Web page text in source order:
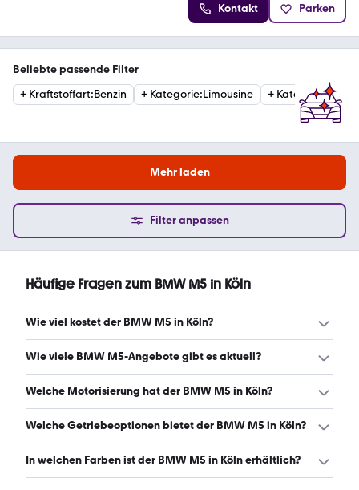
Kontakt Parken
Beliebte passende Filter
+ Kraftstoffart:Benzin + Kategorie:Limousine + Kategorie:
Mehr laden
Filter anpassen
Häufige Fragen zum BMW M5 in Köln
Wie viel kostet der BMW M5 in Köln?
Ein guter Preis für einen BMW M5 in Köln liegt zwischen
1.013 € monatlich. (Stand: 8.8.2026)
Wie viele BMW M5-Angebote gibt es aktuell?
Es gibt insgesamt 34 BMW M5 bei mobile.de, davon 24
Welche Motorisierung hat der BMW M5 in Köln?
Der BMW M5 in Köln hat Leistungen zwischen 560 und 727
Welche Getriebeoptionen bietet der BMW M5 in Köln?
Der BMW M5 in Köln ist mit automatischem Getriebe
In welchen Farben ist der BMW M5 in Köln erhältlich?